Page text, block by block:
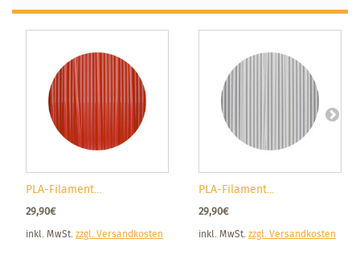
PLA-Filament...
29,90€
inkl. MwSt. zzgl. Versandkosten
PLA-Filament...
29,90€
inkl. MwSt. zzgl. Versandkosten